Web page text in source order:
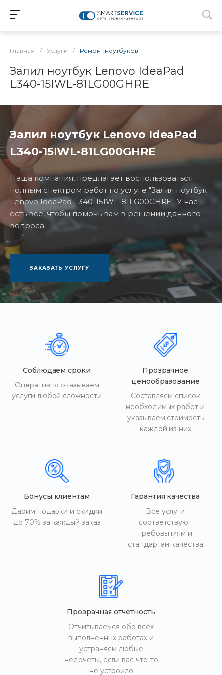
Главная / Услуги / Ремонт ноутбуков
Залил ноутбук Lenovo IdeaPad
L340-15IWL-81LG00GHRE
Залил ноутбук Lenovo IdeaPad
L340-15IWL-81LG00GHRE
Наша компания, предлагает воспользоваться
полным спектром работ по услуге "Залил ноутбук
Lenovo IdeaPad L340-15IWL-81LG00GHRE". У нас
есть все, чтобы помочь вам в решении данного
вопроса.
ЗАКАЗАТЬ УСЛУГУ
Соблюдаем сроки
Оперативно оказываем
услуги любой сложности
Прозрачное
ценообразование
Составляем список
необходимых работ и
указываем стоимость
каждой из них
Бонусы клиентам
Дарим подарки и скидки
до 70% за каждый заказ
Гарантия качества
Все услуги
соответствуют
требованиям и
стандартам качества
Прозрачная отчетность
Отчитываемся обо всех
выполненных работах и
устраняем любые
недочеты, если вас что-то
не устроило